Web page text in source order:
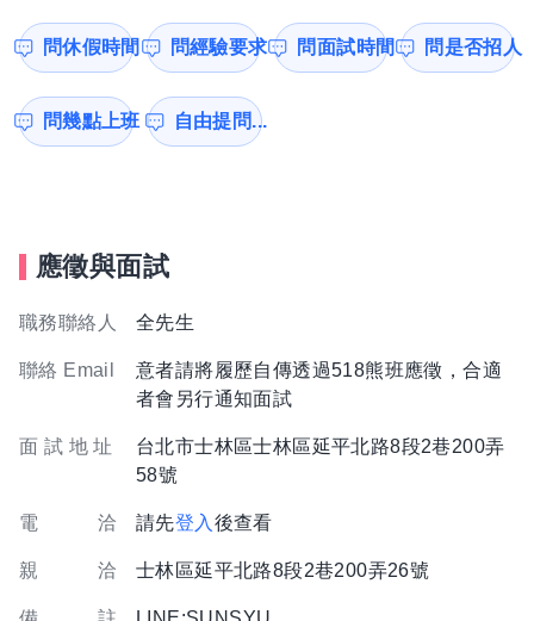
問休假時間 問經驗要求 問面試時間 問是否招人
問幾點上班 自由提問...
應徵與面試
職務聯絡人 全先生
聯絡 Email
意者請將履歷自傳透過518熊班應徵，合適
者會另行通知面試
面 試 地 址
台北市士林區士林區延平北路8段2巷200弄
58號
電 洽 請先登入 後查看
親 洽 士林區延平北路8段2巷200弄26號